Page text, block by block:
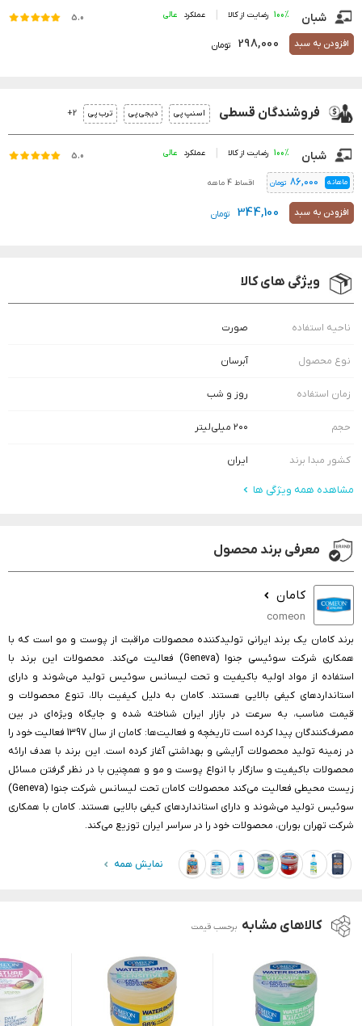
شبان 5.0 100% رضایت از کالا عملکرد
افزودن به سبد تومان 298,000
فروشندگان قسطی اسنپ پی دیجی پی ترب پی 2+
شبان 5.0 100% رضایت از کالا عملکرد
افزودن به سبد تومان 344,100
ماهانه 86,000 تومان اقساط 4 ماهه
ویژگی های کالا
ناحیه استفاده صورت
نوع محصول آبرسان
زمان استفاده روز و شب
حجم ۲۰۰ میلی‌لیتر
کشور مبدا برند ایران
مشاهده همه ویژگی ها
معرفی برند محصول
کامان
comeon
برند کامان یک برند ایرانی تولیدکننده محصولات مراقبت از پوست و مو است که با
همکاری شرکت سوئیسی جنوا (Geneva) فعالیت می‌کند. محصولات این برند با
استفاده از مواد اولیه باکیفیت و تحت لیسانس سوئیس تولید می‌شوند و دارای
استانداردهای کیفی بالایی هستند. کامان به دلیل کیفیت بالا، تنوع محصولات و
قیمت مناسب، به سرعت در بازار ایران شناخته شده و جایگاه ویژه‌ای در بین
مصرف‌کنندگان پیدا کرده است تاریخچه و فعالیت‌ها: کامان از سال 1397 فعالیت خود را
در زمینه تولید محصولات آرایشی و بهداشتی آغاز کرده است. این برند با هدف ارائه
محصولات باکیفیت و سازگار با انواع پوست و مو و همچنین با در نظر گرفتن مسائل
زیست محیطی فعالیت می‌کند محصولات کامان تحت لیسانس شرکت جنوا (Geneva)
سوئیس تولید می‌شوند و دارای استانداردهای کیفی بالایی هستند. کامان با همکاری
شرکت تهران بوران، محصولات خود را در سراسر ایران توزیع می‌کند.
نمایش همه
کالاهای مشابه برحسب قیمت